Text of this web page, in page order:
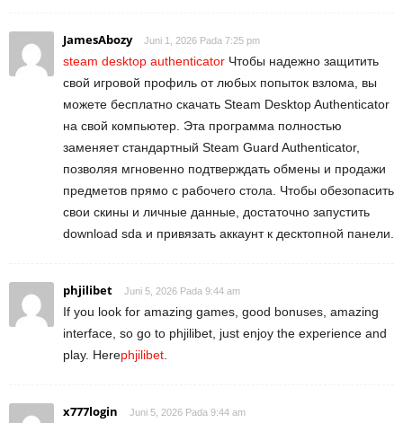
JamesAbozy Juni 1, 2026 Pada 7:25 pm
steam desktop authenticator Чтобы надежно защитить
свой игровой профиль от любых попыток взлома, вы
можете бесплатно скачать Steam Desktop Authenticator
на свой компьютер. Эта программа полностью
заменяет стандартный Steam Guard Authenticator,
позволяя мгновенно подтверждать обмены и продажи
предметов прямо с рабочего стола. Чтобы обезопасить
свои скины и личные данные, достаточно запустить
download sda и привязать аккаунт к десктопной панели.
phjilibet Juni 5, 2026 Pada 9:44 am
If you look for amazing games, good bonuses, amazing
interface, so go to phjilibet, just enjoy the experience and
play. Herephjilibet
x777login Juni 5, 2026 Pada 9:44 am